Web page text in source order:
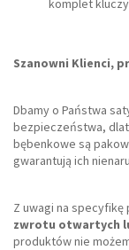
komplet
Szanowni Klienci,
Dbamy o Państwa
bezpieczeństwa,
bębenkowe są
gwarantują ich
Z uwagi na
zwrotu otwartych
produktów nie